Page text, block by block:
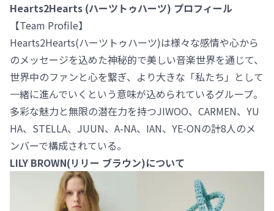
Hearts2Hearts (ハーツトゥハーツ) プロフィール
【Team Profile】
Hearts2Hearts(ハーツトゥハーツ)は様々な感情や心から
のメッセージを込めた神秘的で美しい音楽世界を通じて、
世界中のファンと心を繋ぎ、より大きな「私たち」として
一緒に進んでいくという意味が込められているグループ。
多彩な魅力と無限の潜在力を持つJIWOO、CARMEN、YU
HA、STELLA、JUUN、A-NA、IAN、YE-ONの計8人のメ
ンバーで構成されている。
LILY BROWN(リリー ブラウン)について